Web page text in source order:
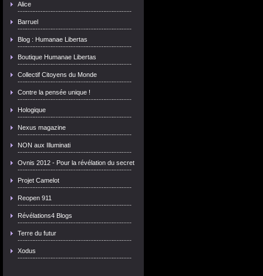
Alice
Barruel
Blog : Humanae Libertas
Boutique Humanae Libertas
Collectif Citoyens du Monde
Contre la pensée unique !
Hologique
Nexus magazine
NON aux Illuminati
Ovnis 2012 - Pour la révélation du secret
Projet Camelot
Reopen 911
Révélations4 Blogs
Terre du futur
Xodus